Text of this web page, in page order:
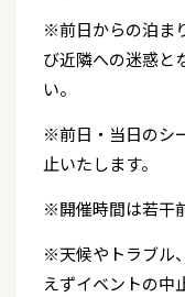
※前日からの泊ま
び近隣への迷惑と
い。
※前日・当日のシ
止いたします。
※開催時間は若干
※天候やトラブル
えずイベントの中